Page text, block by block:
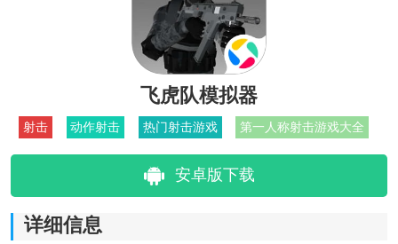
挂机养成
飞虎队模拟器
射击 动作射击 热门射击游戏 第一人称射击游戏大全
安卓版下载
详细信息